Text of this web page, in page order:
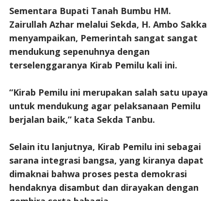
Sementara Bupati Tanah Bumbu HM.
Zairullah Azhar melalui Sekda, H. Ambo Sakka
menyampaikan, Pemerintah sangat sangat
mendukung sepenuhnya dengan
terselenggaranya Kirab Pemilu kali ini.
“Kirab Pemilu ini merupakan salah satu upaya
untuk mendukung agar pelaksanaan Pemilu
berjalan baik,” kata Sekda Tanbu.
Selain itu lanjutnya, Kirab Pemilu ini sebagai
sarana integrasi bangsa, yang kiranya dapat
dimaknai bahwa proses pesta demokrasi
hendaknya disambut dan dirayakan dengan